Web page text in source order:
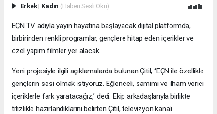
Erkek| Kadın (Haberi Sesli Oku)
EÇN TV adıyla yayın hayatına başlayacak dijital platformda,
birbirinden renkli programlar, gençlere hitap eden içerikler ve
özel yapım filmler yer alacak.
Yeni projesiyle ilgili açıklamalarda bulunan Çitil, “EÇN ile özellikle
gençlerin sesi olmak istiyoruz. Eğlenceli, samimi ve ilham verici
içeriklerle fark yaratacağız,” dedi. Ekip arkadaşlarıyla birlikte
titizlikle hazırlandıklarını belirten Çitil, televizyon kanalı